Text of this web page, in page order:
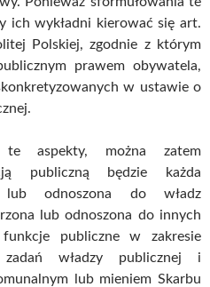
ich wykładni kierować się art.
Polskiej, zgodnie z którym
prawem obywatela,
w ustawie o
te aspekty, można zatem
publiczną będzie każda
lub odnoszona do władz
lub odnoszona do innych
publiczne w zakresie
władzy publicznej i
lub mieniem Skarbu